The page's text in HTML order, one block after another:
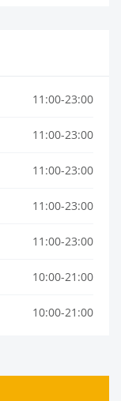
11:00-23:00
11:00-23:00
11:00-23:00
11:00-23:00
11:00-23:00
10:00-21:00
10:00-21:00